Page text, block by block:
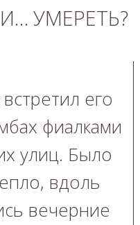
УМЕРЕТЬ?
его
фиалками
улиц. Было
вдоль
вечерние